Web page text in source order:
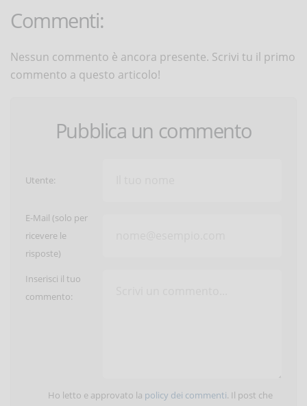
Commenti:
Nessun commento è ancora presente. Scrivi tu il primo
commento a questo articolo!
Pubblica un commento
Utente:
E-Mail (solo per
ricevere le
risposte)
Inserisci il tuo
commento:
Ho letto e approvato la policy dei commenti. Il post che